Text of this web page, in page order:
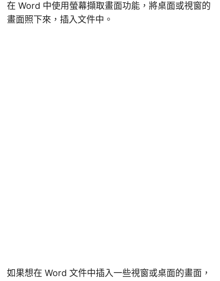
在 Word 中使用螢幕擷取畫面功能，將桌面或視窗的
畫面照下來，插入文件中。
如果想在 Word 文件中插入一些視窗或桌面的畫面，